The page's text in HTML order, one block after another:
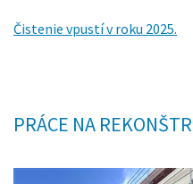
Čistenie vpustí v roku 2025.
PRÁCE NA